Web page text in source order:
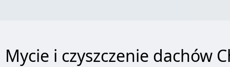
Mycie i czyszczenie dachów